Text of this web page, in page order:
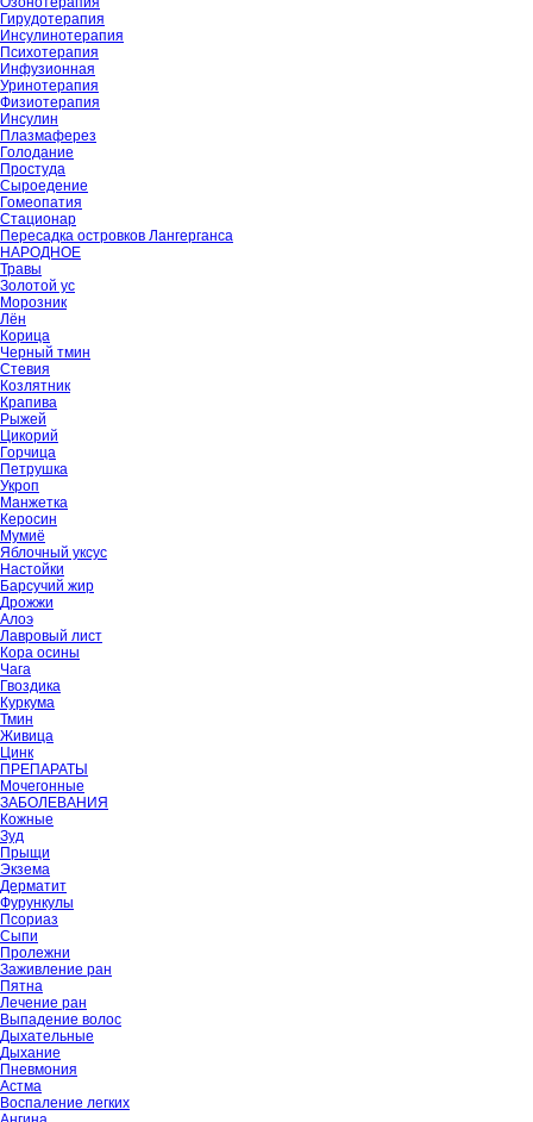
Гирудотерапия
Инсулинотерапия
Психотерапия
Инфузионная
Уринотерапия
Физиотерапия
Инсулин
Плазмаферез
Голодание
Простуда
Сыроедение
Гомеопатия
Стационар
Пересадка островков Лангерганса
НАРОДНОЕ
Травы
Золотой ус
Морозник
Лён
Корица
Черный тмин
Стевия
Козлятник
Крапива
Рыжей
Цикорий
Горчица
Петрушка
Укроп
Манжетка
Керосин
Мумиё
Яблочный уксус
Настойки
Барсучий жир
Дрожжи
Алоэ
Лавровый лист
Кора осины
Чага
Гвоздика
Куркума
Тмин
Живица
Цинк
ПРЕПАРАТЫ
Мочегонные
ЗАБОЛЕВАНИЯ
Кожные
Зуд
Прыщи
Экзема
Дерматит
Фурункулы
Псориаз
Сыпи
Пролежни
Заживление ран
Пятна
Лечение ран
Выпадение волос
Дыхательные
Дыхание
Пневмония
Астма
Воспаление легких